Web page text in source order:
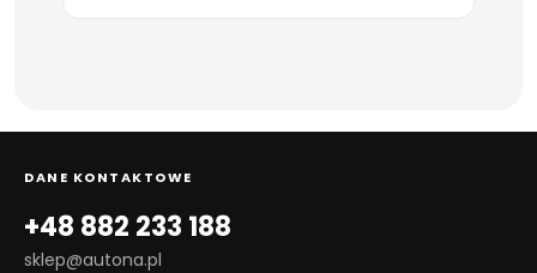
DANE KONTAKTOWE
+48 882 233 188
sklep@autona.pl